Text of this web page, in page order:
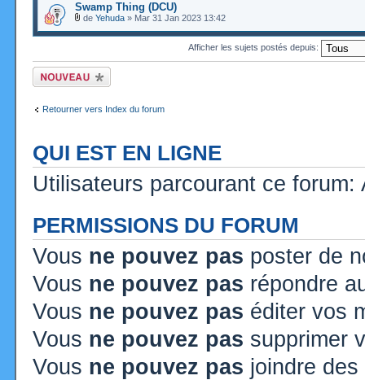
Swamp Thing (DCU)
de Yehuda » Mar 31 Jan 2023 13:42
Afficher les sujets postés depuis:
Ecrire un nouveau
sujet
Retourner vers Index du forum
QUI EST EN LIGNE
Utilisateurs parcourant ce
PERMISSIONS DU FORUM
Vous ne pouvez pas poster de
Vous ne pouvez pas répondre
Vous ne pouvez pas éditer vos
Vous ne pouvez pas supprimer
Vous ne pouvez pas joindre